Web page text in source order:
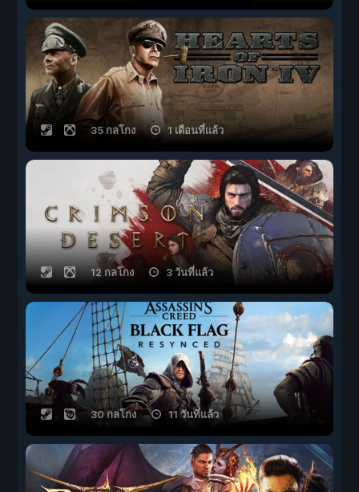
35 กลโกง 1 เดือนที่แล้ว
12 กลโกง 3 วันที่แล้ว
30 กลโกง 11 วันที่แล้ว